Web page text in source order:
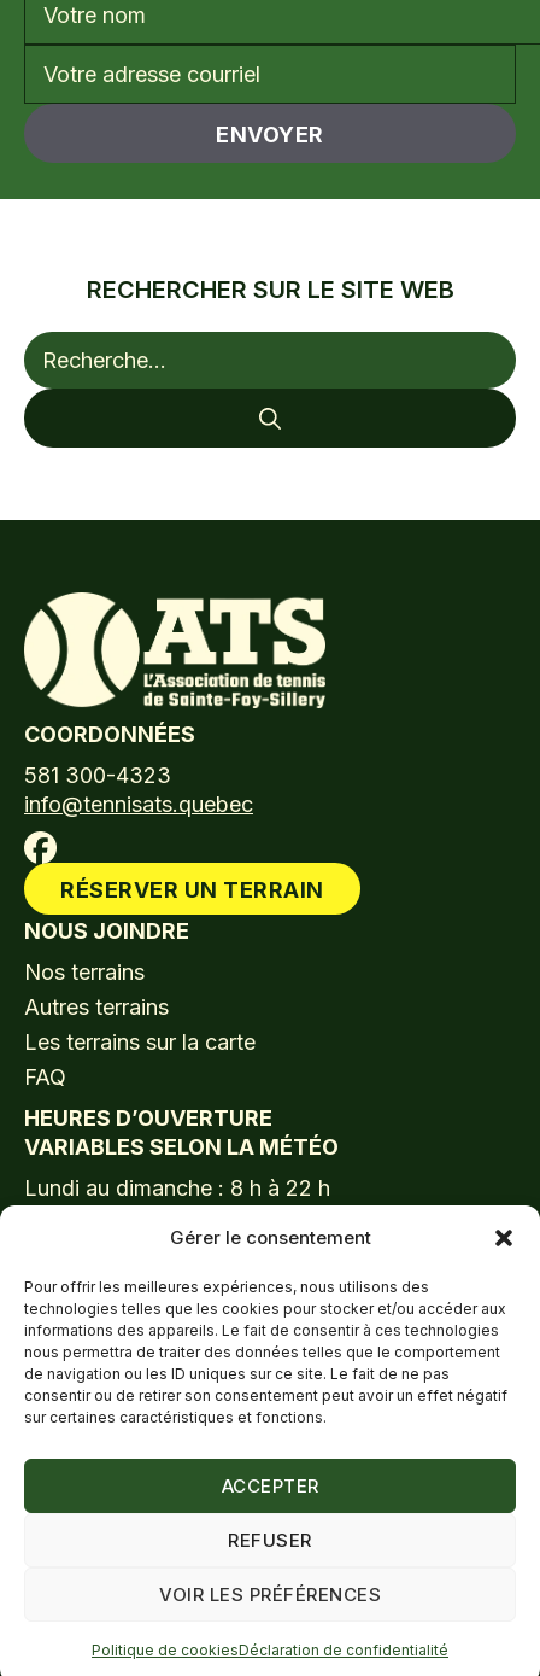
Gérer le consentement
Pour offrir les meilleures expériences, nous utilisons des
technologies telles que les cookies pour stocker et/ou accéder aux
informations des appareils. Le fait de consentir à ces technologies
nous permettra de traiter des données telles que le comportement
de navigation ou les ID uniques sur ce site. Le fait de ne pas
consentir ou de retirer son consentement peut avoir un effet négatif
sur certaines caractéristiques et fonctions.
ACCEPTER
REFUSER
VOIR LES PRÉFÉRENCES
Politique de cookiesDéclaration de confidentialité
RECHERCHER SUR LE SITE WEB
Rechercher :
COORDONNÉES
581 300-4323
info@tennisats.quebec
RÉSERVER UN TERRAIN
NOUS JOINDRE
Nos terrains
Autres terrains
Les terrains sur la carte
FAQ
HEURES D’OUVERTURE
VARIABLES SELON LA MÉTÉO
Lundi au dimanche : 8 h à 22 h
Abonnements
Programmation & Inscriptions
À propos
Nouvelles
confidentialité pour les enfants (Canada)